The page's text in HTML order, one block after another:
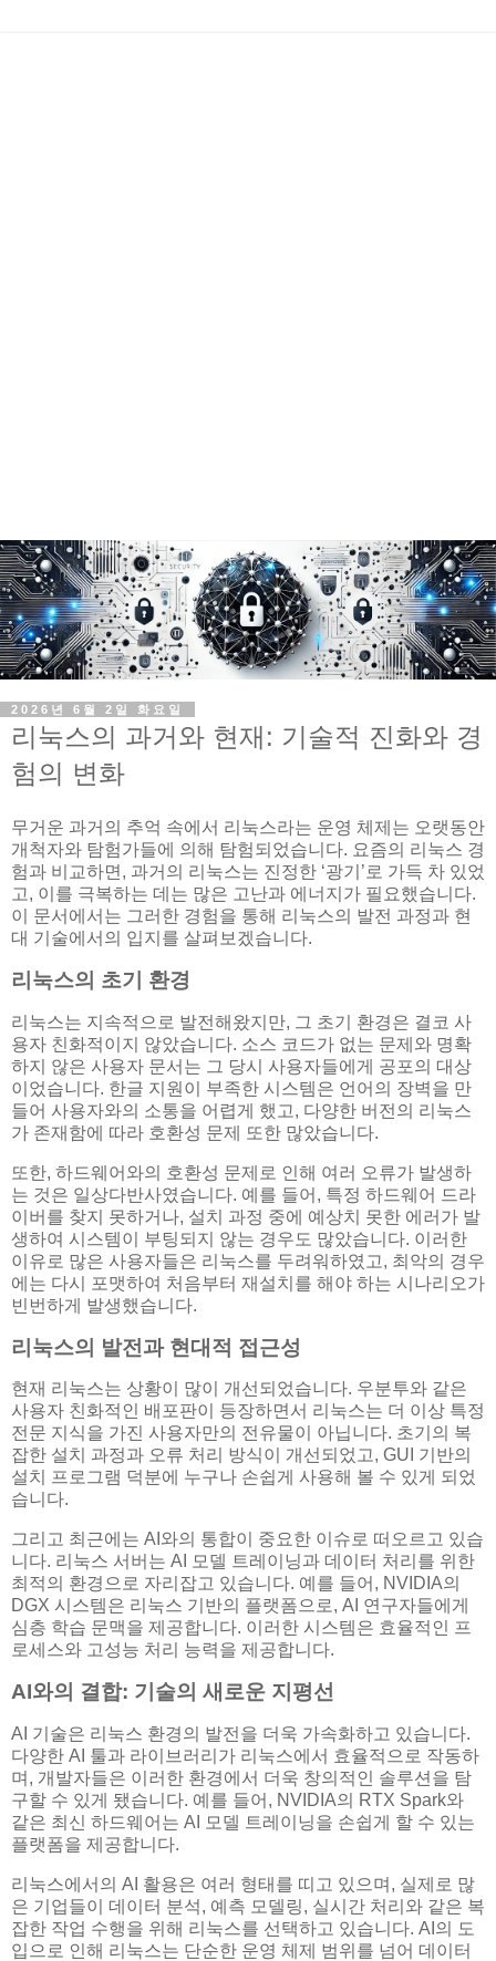
2026년 6월 2일 화요일
리눅스의 과거와 현재: 기술적 진화와 경
험의 변화
무거운 과거의 추억 속에서 리눅스라는 운영 체제는 오랫동안
개척자와 탐험가들에 의해 탐험되었습니다. 요즘의 리눅스 경
험과 비교하면, 과거의 리눅스는 진정한 ‘광기’로 가득 차 있었
고, 이를 극복하는 데는 많은 고난과 에너지가 필요했습니다.
이 문서에서는 그러한 경험을 통해 리눅스의 발전 과정과 현
대 기술에서의 입지를 살펴보겠습니다.
리눅스의 초기 환경
리눅스는 지속적으로 발전해왔지만, 그 초기 환경은 결코 사
용자 친화적이지 않았습니다. 소스 코드가 없는 문제와 명확
하지 않은 사용자 문서는 그 당시 사용자들에게 공포의 대상
이었습니다. 한글 지원이 부족한 시스템은 언어의 장벽을 만
들어 사용자와의 소통을 어렵게 했고, 다양한 버전의 리눅스
가 존재함에 따라 호환성 문제 또한 많았습니다.
또한, 하드웨어와의 호환성 문제로 인해 여러 오류가 발생하
는 것은 일상다반사였습니다. 예를 들어, 특정 하드웨어 드라
이버를 찾지 못하거나, 설치 과정 중에 예상치 못한 에러가 발
생하여 시스템이 부팅되지 않는 경우도 많았습니다. 이러한
이유로 많은 사용자들은 리눅스를 두려워하였고, 최악의 경우
에는 다시 포맷하여 처음부터 재설치를 해야 하는 시나리오가
빈번하게 발생했습니다.
리눅스의 발전과 현대적 접근성
현재 리눅스는 상황이 많이 개선되었습니다. 우분투와 같은
사용자 친화적인 배포판이 등장하면서 리눅스는 더 이상 특정
전문 지식을 가진 사용자만의 전유물이 아닙니다. 초기의 복
잡한 설치 과정과 오류 처리 방식이 개선되었고, GUI 기반의
설치 프로그램 덕분에 누구나 손쉽게 사용해 볼 수 있게 되었
습니다.
그리고 최근에는 AI와의 통합이 중요한 이슈로 떠오르고 있습
니다. 리눅스 서버는 AI 모델 트레이닝과 데이터 처리를 위한
최적의 환경으로 자리잡고 있습니다. 예를 들어, NVIDIA의
DGX 시스템은 리눅스 기반의 플랫폼으로, AI 연구자들에게
심층 학습 문맥을 제공합니다. 이러한 시스템은 효율적인 프
로세스와 고성능 처리 능력을 제공합니다.
AI와의 결합: 기술의 새로운 지평선
AI 기술은 리눅스 환경의 발전을 더욱 가속화하고 있습니다.
다양한 AI 툴과 라이브러리가 리눅스에서 효율적으로 작동하
며, 개발자들은 이러한 환경에서 더욱 창의적인 솔루션을 탐
구할 수 있게 됐습니다. 예를 들어, NVIDIA의 RTX Spark와
같은 최신 하드웨어는 AI 모델 트레이닝을 손쉽게 할 수 있는
플랫폼을 제공합니다.
리눅스에서의 AI 활용은 여러 형태를 띠고 있으며, 실제로 많
은 기업들이 데이터 분석, 예측 모델링, 실시간 처리와 같은 복
잡한 작업 수행을 위해 리눅스를 선택하고 있습니다. AI의 도
입으로 인해 리눅스는 단순한 운영 체제 범위를 넘어 데이터